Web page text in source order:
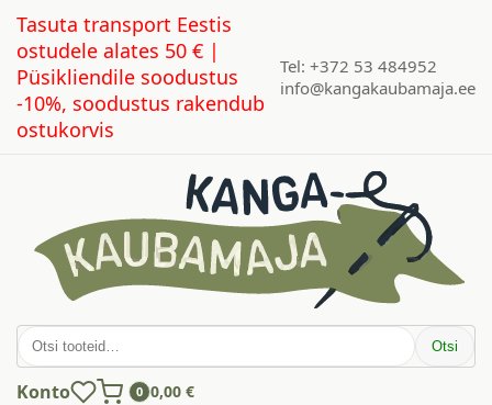
Tasuta transport Eestis
ostudele alates 50 € |
Püsikliendile soodustus
-10%, soodustus rakendub
ostukorvis
Tel: +372 53 484952
info@kangakaubamaja.ee
Otsi: Otsi
Konto 0 0,00 €